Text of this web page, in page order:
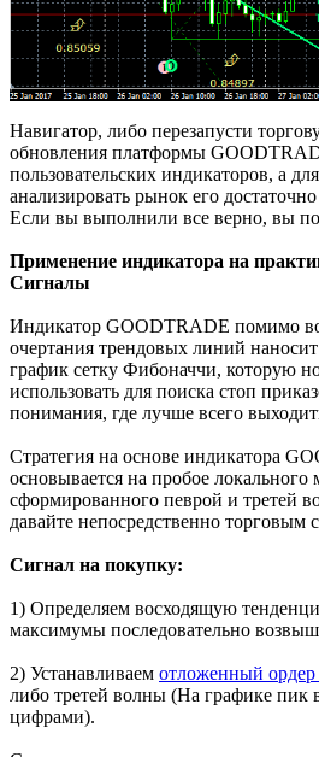
Навигатор, либо перезапусти
обновления платформы
пользовательских индикаторов, а
анализировать рынок его
Если вы выполнили все верно, вы
Применение индикатора на
Сигналы
Индикатор GOODTRADE помимо
очертания трендовых линий
график сетку Фибоначчи, которую
использовать для поиска стоп
понимания, где лучше всего
Стратегия на основе индикатора
основывается на пробое локального
сформированного певрой и третей
давайте непосредственно торговым
Сигнал на покупку:
1) Определяем восходящую
максимумы последовательно
2) Устанавливаем отложенный
либо третей волны (На графике пик
цифрами).